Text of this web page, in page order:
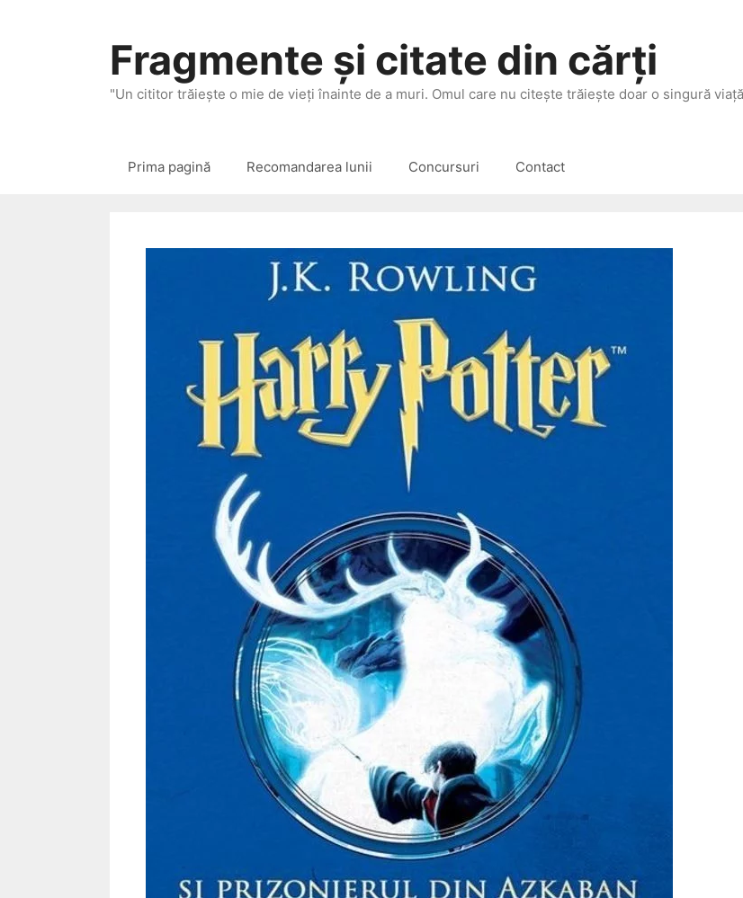
Fragmente și citate din cărți
"Un cititor trăieşte o mie de vieţi înainte de a muri. Omul care nu citeşte trăieşte doar o singură
Prima pagină Recomandarea lunii Concursuri Contact